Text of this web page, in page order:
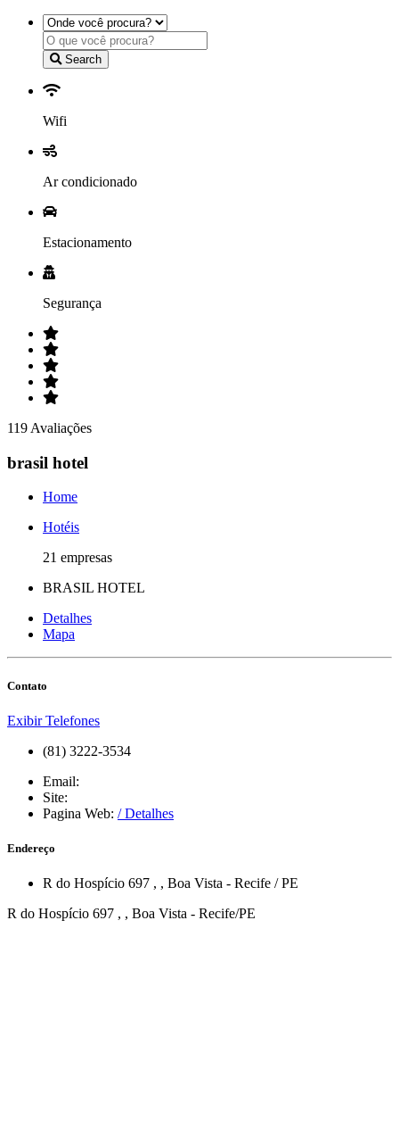
Search
Wifi
Ar condicionado
Estacionamento
Segurança
119 Avaliações
brasil hotel
Home
Hotéis
21 empresas
BRASIL HOTEL
Detalhes
Mapa
Contato
Exibir Telefones
(81) 3222-3534
Email:
Site:
Pagina Web: / Detalhes
Endereço
R do Hospício 697 , , Boa Vista - Recife /PE
R do Hospício 697 , , Boa Vista - Recife/PE